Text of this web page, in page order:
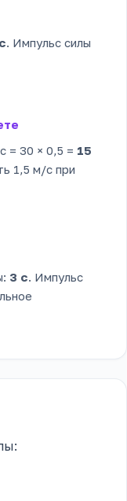
. Импульс силы
= 30 × 0,5 = 15
1,5 м/с при
3 с. Импульс